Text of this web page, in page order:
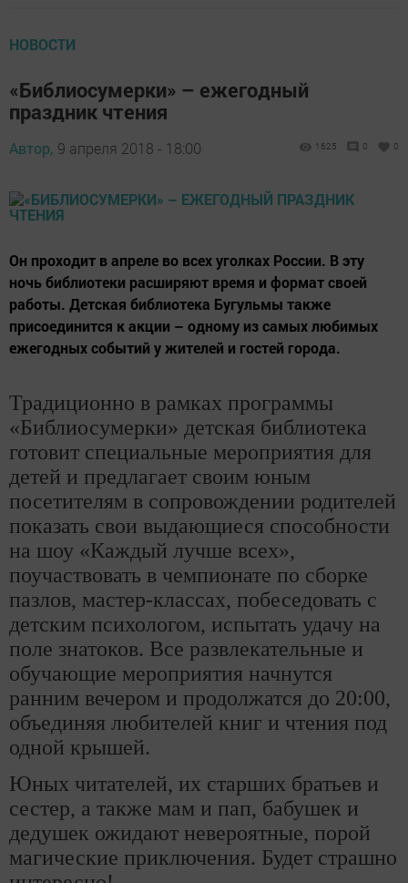
НОВОСТИ
«Библиосумерки» – ежегодный
праздник чтения
Автор, 9 апреля 2018 - 18:00 1625 0 0
​​​​​​​Он проходит в апреле во всех уголках России. В эту
ночь библиотеки расширяют время и формат своей
работы. Детская библиотека Бугульмы также
присоединится к акции – одному из самых любимых
ежегодных событий у жителей и гостей города.
Традиционно в рамках программы
«Библиосумерки» детская библиотека
готовит специальные мероприятия для
детей и предлагает своим юным
посетителям в сопровождении родителей
показать свои выдающиеся способности
на шоу «Каждый лучше всех»,
поучаствовать в чемпионате по сборке
пазлов, мастер-классах, побеседовать с
детским психологом, испытать удачу на
поле знатоков. Все развлекательные и
обучающие мероприятия начнутся
ранним вечером и продолжатся до 20:00,
объединяя любителей книг и чтения под
одной крышей.
Юных читателей, их старших братьев и
сестер, а также мам и пап, бабушек и
дедушек ожидают невероятные, порой
магические приключения. Будет страшно